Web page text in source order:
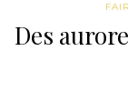
Des